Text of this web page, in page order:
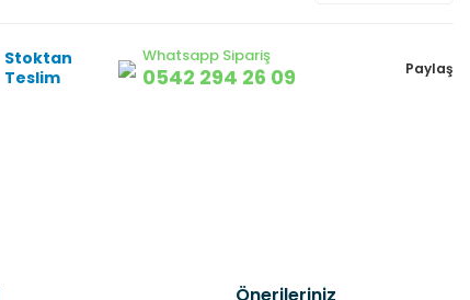
Stoktan
Teslim
Whatsapp Sipariş
0542 294 26 09 Paylaş
Önerileriniz